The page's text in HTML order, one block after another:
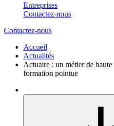
Entreprises
Contactez-nous
Contactez-nous
Accueil
Actualités
Actuaire : un métier de
formation pointue